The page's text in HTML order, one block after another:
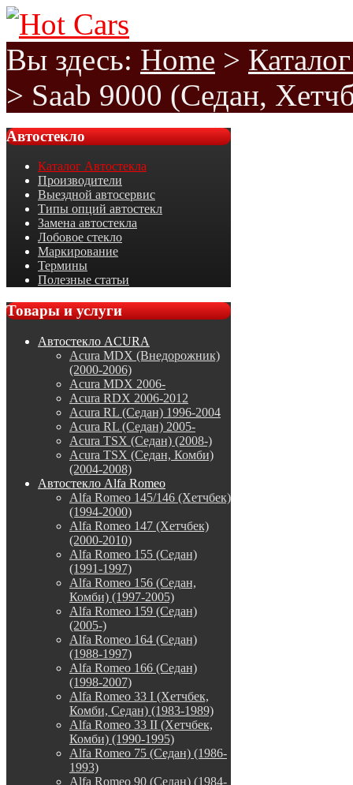
Вы здесь: Home >
> Saab 9000 (Седан,
Автостекло
Каталог Автостекла
Производители
Выездной автосервис
Типы опций автостекл
Замена автостекла
Лобовое стекло
Маркирование
Термины
Полезные статьи
Товарыи услуги
Автостекло ACURA
Acura MDX (Внедорожник)
(2000-2006)
Acura MDX 2006-
Acura RDX 2006-2012
Acura RL (Седан) 1996-2004
Acura RL (Седан) 2005-
Acura TSX (Седан) (2008-)
Acura TSX (Седан, Комби)
(2004-2008)
Автостекло Alfa Romeo
Alfa Romeo 145/146 (Хетчбек)
(1994-2000)
Alfa Romeo 147 (Хетчбек)
(2000-2010)
Alfa Romeo 155 (Седан)
(1991-1997)
Alfa Romeo 156 (Седан,
Комби) (1997-2005)
Alfa Romeo 159 (Седан)
(2005-)
Alfa Romeo 164 (Седан)
(1988-1997)
Alfa Romeo 166 (Седан)
(1998-2007)
Alfa Romeo 33 I (Хетчбек,
Комби, Седан) (1983-1989)
Alfa Romeo 33 II (Хетчбек,
Комби) (1990-1995)
Alfa Romeo 75 (Седан) (1986-
1993)
Alfa Romeo 90 (Седан) (1984-